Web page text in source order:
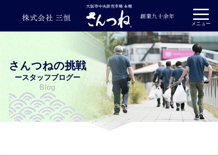
メニュー
プライバシーポリシー
さんつねの挑戦
ースタッフブログー
Blog